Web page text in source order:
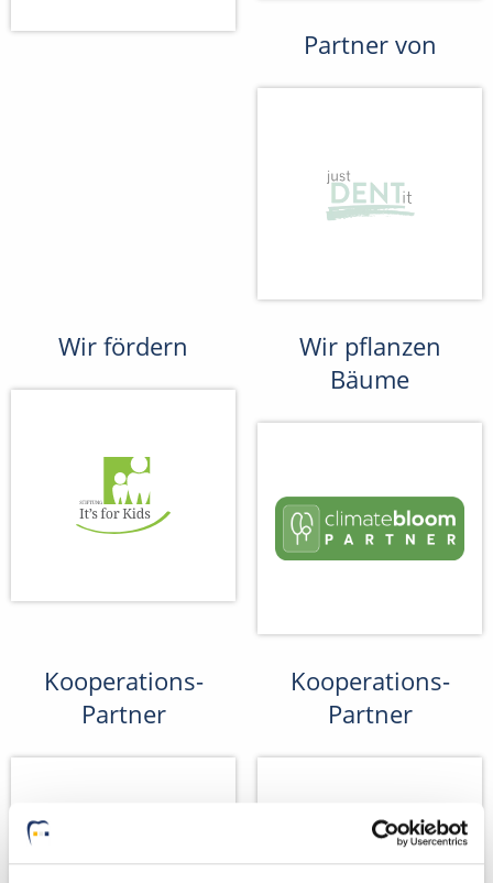
Partner von
Wir fördern
Wir pflanzen
Bäume
Kooperations-
Partner
Kooperations-
Partner